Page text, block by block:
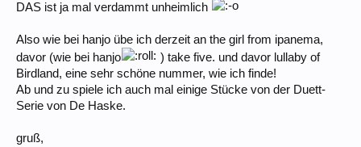
DAS ist ja mal verdammt unheimlich
Also wie bei hanjo übe ich derzeit an the girl from ipanema,
davor (wie bei hanjo
) take five. und davor lullaby of
Birdland, eine sehr schöne nummer, wie ich finde!
Ab und zu spiele ich auch mal einige Stücke von der Duett-
Serie von De Haske.
gruß,